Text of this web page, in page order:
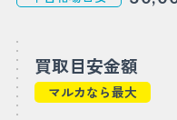
買取目安金額
マルカなら最大